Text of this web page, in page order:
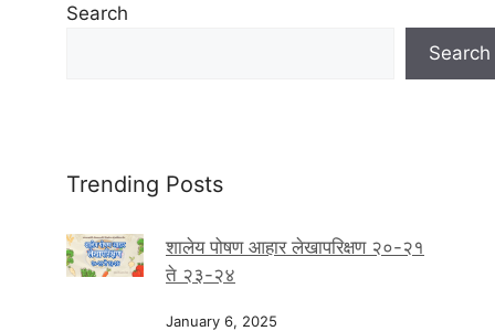
Search
Search
Trending Posts
शालेय पोषण आहार लेखापरिक्षण २०-२१
ते २३-२४
January 6, 2025